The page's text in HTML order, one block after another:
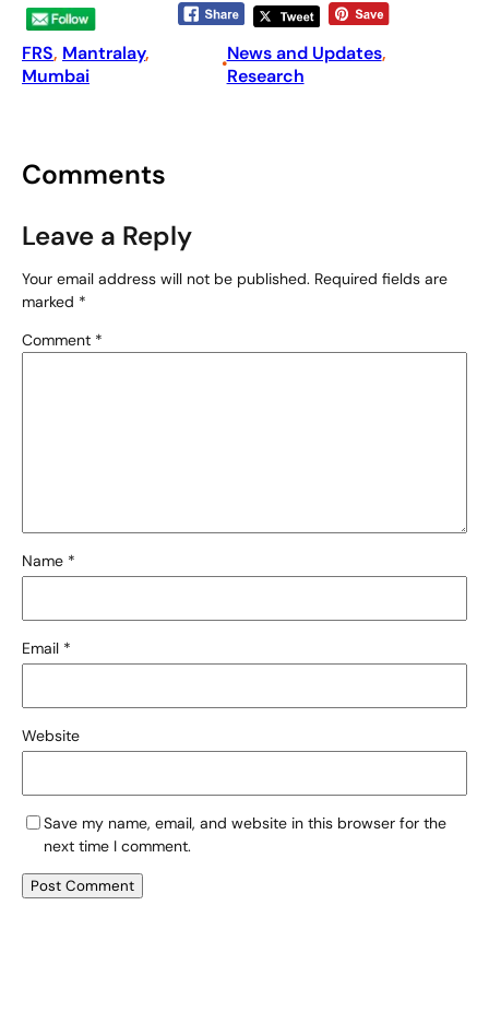
FRS, Mantralay
Mumbai
•News and Updates
Research
Comments
Leave a Reply
Your email address will not be published. Required fields are
marked *
Comment *
Name *
Email *
Website
Save my name, email, and website in this browser for the
next time I comment.